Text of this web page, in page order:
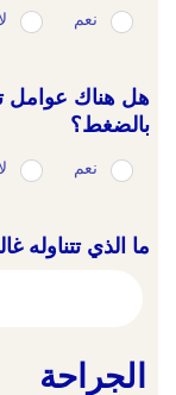
نعم
هل هناك عوامل
بالضغط؟
نعم
ما الذي تتناوله
الجراحة